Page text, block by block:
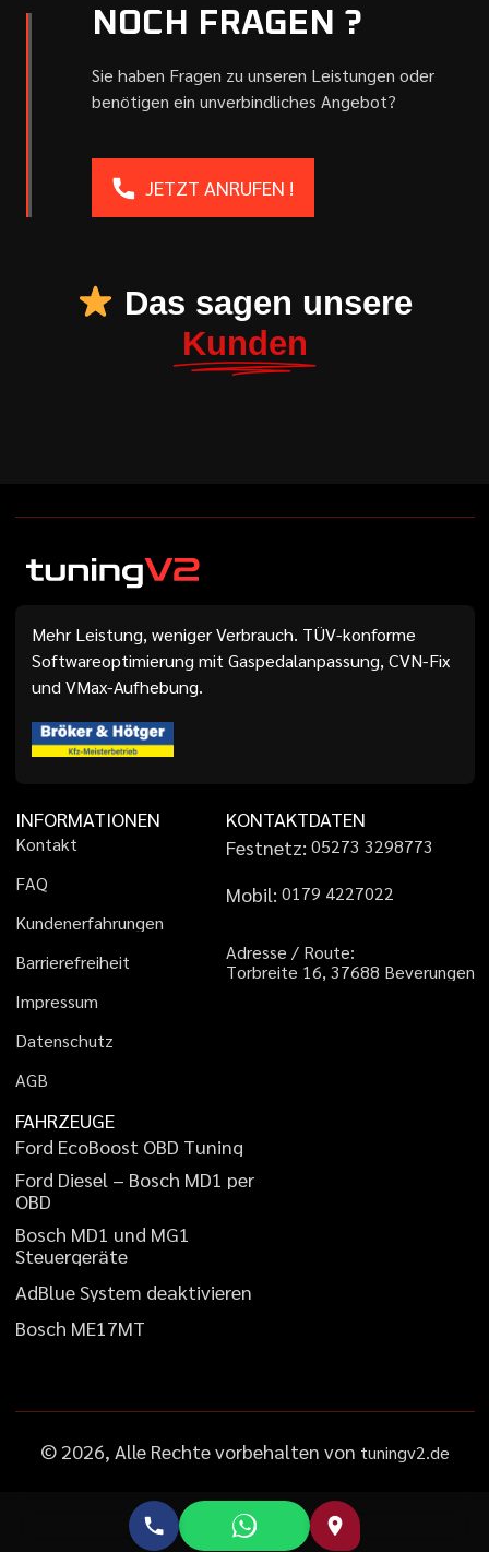
NOCH FRAGEN ?
Sie haben Fragen zu unseren Leistungen oder
benötigen ein unverbindliches Angebot?
JETZT ANRUFEN !
Das sagen unsere
Kunden
Mehr Leistung, weniger Verbrauch. TÜV-konforme
Softwareoptimierung mit Gaspedalanpassung, CVN-Fix
und VMax-Aufhebung.
INFORMATIONEN
Kontakt
FAQ
Kundenerfahrungen
Barrierefreiheit
Impressum
Datenschutz
AGB
KONTAKTDATEN
Festnetz: 05273 3298773
Mobil: 01 79 4227022
Adresse / Route:
Torbreite 16, 37688 Beverungen
FAHRZEUGE
Ford EcoBoost OBD Tuning
Ford Diesel – Bosch MD1 per
OBD
Bosch MD1 und MG1
Steuergeräte
AdBlueSystem deaktivieren
Bosch ME17MT
© 2026, Alle Rechte vorbehalten von tuningv2.de